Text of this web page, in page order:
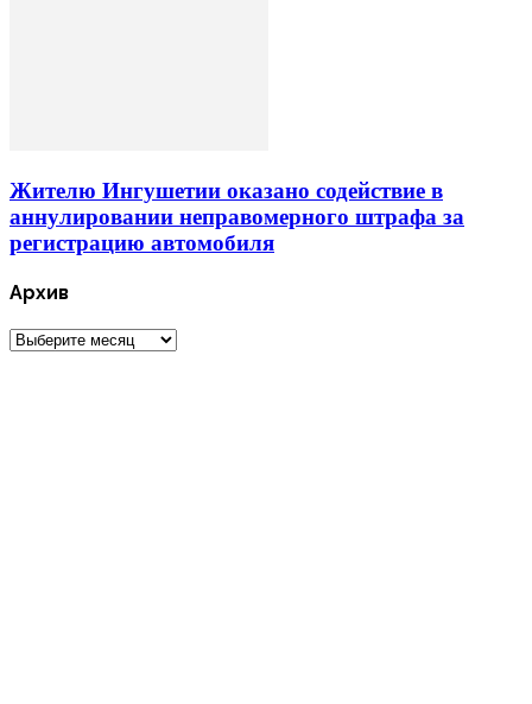
Жителю Ингушетии оказано содействие в
аннулировании неправомерного штрафа за
регистрацию автомобиля
Архив
Архив